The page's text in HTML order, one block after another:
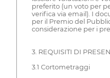
preferito (un voto per
verifica via email). I
per il Premio del
considerazione per i
3. REQUISITI DI
3.1 Cortometraggi